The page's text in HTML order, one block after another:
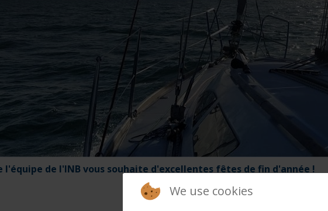
l'équipe de l'INB vous souhaite d'excellentes fêtes de fin d'année !
We use cookies